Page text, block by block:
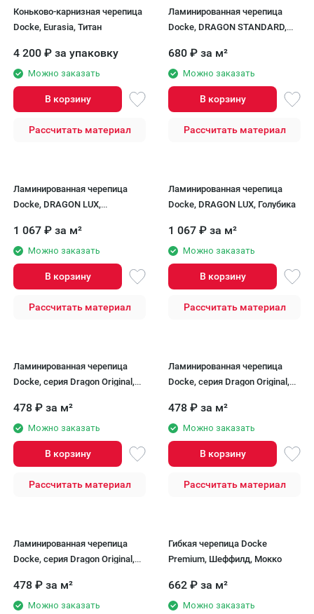
Коньково-карнизная черепица
Docke, Eurasia, Титан
4 200 ₽ за упаковку
Можно заказать
В корзину
Рассчитать материал
Ламинированная черепица
Docke, DRAGON STANDARD,
680 ₽ за м²
Можно заказать
В корзину
Рассчитать материал
Ламинированная черепица
Docke, DRAGON LUX,
1 067 ₽ за м²
Можно заказать
В корзину
Рассчитать материал
Ламинированная черепица
Docke, DRAGON LUX, Голубика
1 067 ₽ за м²
Можно заказать
В корзину
Рассчитать материал
Ламинированная черепица
Docke, серия Dragon Original,
478 ₽ за м²
Можно заказать
В корзину
Рассчитать материал
Ламинированная черепица
Docke, серия Dragon Original,
478 ₽ за м²
Можно заказать
В корзину
Рассчитать материал
Ламинированная черепица
Docke, серия Dragon Original,
478 ₽ за м²
Можно заказать
Гибкая черепица Docke
Premium, Шеффилд, Мокко
662 ₽ за м²
Можно заказать